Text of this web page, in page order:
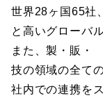
世界28ヶ国65社
と高いグローバ
また、製・販・
技の領域の全て
社内での連携を